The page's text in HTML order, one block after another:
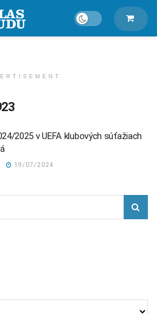
2025 v UEFA klubových súťažiach
19/07/2024